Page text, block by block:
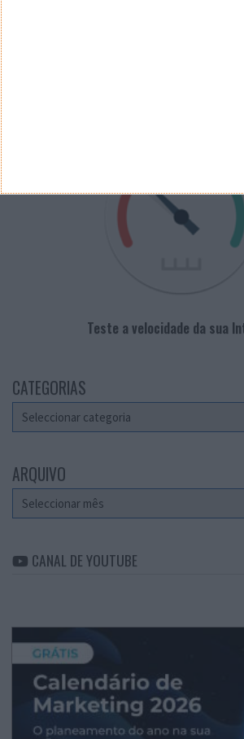
Teste a velocidade da sua
CATEGORIAS
Categorias
ARQUIVO
Arquivo
CANAL DE YOUTUBE